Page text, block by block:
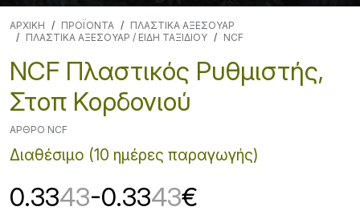
ΑΡΧΙΚΉ ΠΡΟΪΟΝΤΑ
ΠΛΑΣΤΙΚΑ ΑΞΕΣΟΥΑΡ
ΠΛΑΣΤΙΚΑ ΑΞΕΣΟΥΑΡ / ΕΙΔΗ ΤΑΞΙΔΙΟΥ
NCF
NCF Πλαστικός Ρυθμιστής,
Στοπ Κορδονιού
ΆΡΘΡΟ NCF
Διαθέσιμο (10 ημέρες παραγωγής)
0.3343-0.3343€